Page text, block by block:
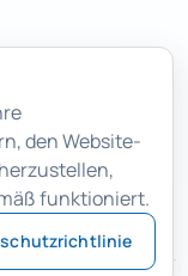
den Website-
funktioniert.